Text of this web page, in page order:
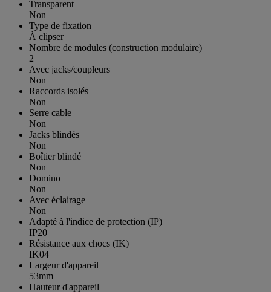
Transparent
Non
Type de fixation
À clipser
Nombre de modules (construction modulaire)
2
Avec jacks/coupleurs
Non
Raccords isolés
Non
Serre cable
Non
Jacks blindés
Non
Boîtier blindé
Non
Domino
Non
Avec éclairage
Non
Adapté à l'indice de protection (IP)
IP20
Résistance aux chocs (IK)
IK04
Largeur d'appareil
53mm
Hauteur d'appareil